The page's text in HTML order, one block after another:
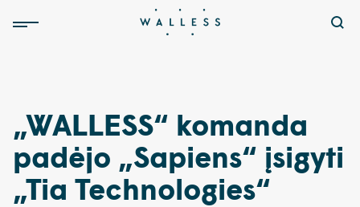
„WALLESS“ komanda
padėjo „Sapiens“ įsigyti
„Tia Technologies“